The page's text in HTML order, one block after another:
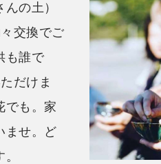
の土）
交換でご
も誰で
だけま
でも。家
ませ。ど